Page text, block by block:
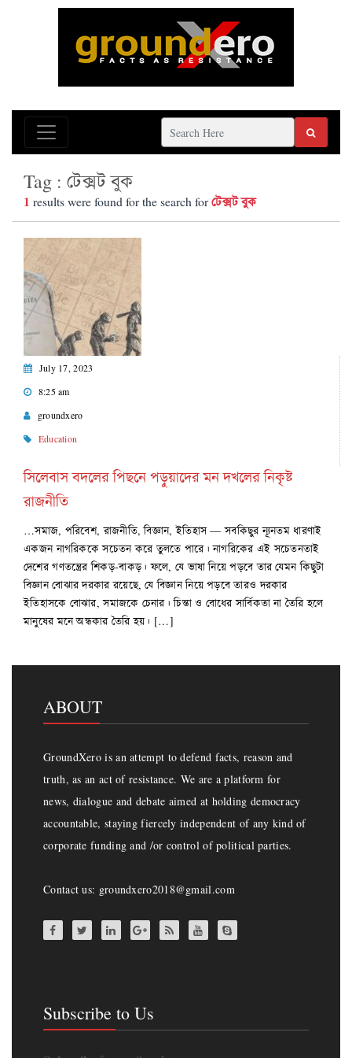
Tag : টেক্সট বুক
1 results were found for the search forটেক্সট বুক
July 17, 2023
8:25 am
groundxero
Education
সিলেবাস বদলের পিছনে পড়ুয়াদের মন দখলের নিকৃষ্ট
রাজনীতি
…সমাজ, পরিবেশ, রাজনীতি, বিজ্ঞান, ইতিহাস — সবকিছুর ন্যূনতম ধারণাই
একজন নাগরিককে সচেতন করে তুলতে পারে। নাগরিকের এই সচেতনতাই
দেশের গণতন্ত্রের শিকড়-বাকড়। ফলে, যে ভাষা নিয়ে পড়বে তার যেমন কিছুটা
বিজ্ঞান বোঝার দরকার রয়েছে, যে বিজ্ঞান নিয়ে পড়বে তারও দরকার
ইতিহাসকে বোঝার, সমাজকে চেনার। চিন্তা ও বোধের সার্বিকতা না তৈরি হলে
মানুষের মনে অন্ধকার তৈরি হয়। […]
ABOUT
GroundXero is an attempt to defend facts, reason and
truth, as an act of resistance. We are a platform for
news, dialogue and debate aimed at holding democracy
accountable, staying fiercely independent of any kind of
corporate funding and /or control of political parties.
Contact us: groundxero2018@gmail.com
Subscribe to Us